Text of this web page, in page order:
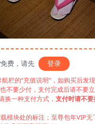
费，请先 登录
栏的“充值说明”，如购买后发
不要少付，支付完成后请不要
换一种支付方式， 支付时请不
模块处的标注；至尊包年VIP